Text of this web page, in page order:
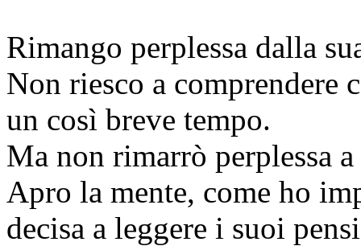
Rimango perplessa dalla
Non riesco a comprendere
un così breve tempo.
Ma non rimarrò perplessa
Apro la mente, come ho
decisa a leggere i suoi